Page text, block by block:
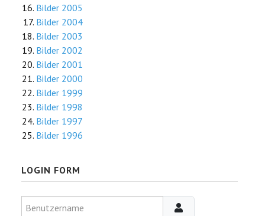
Bilder 2005
Bilder 2004
Bilder 2003
Bilder 2002
Bilder 2001
Bilder 2000
Bilder 1999
Bilder 1998
Bilder 1997
Bilder 1996
LOGIN FORM
Benutzername